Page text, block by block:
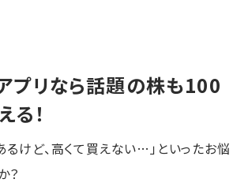
プリなら話題の株も100
る！
るけど、高くて買えない…」といったお悩
？